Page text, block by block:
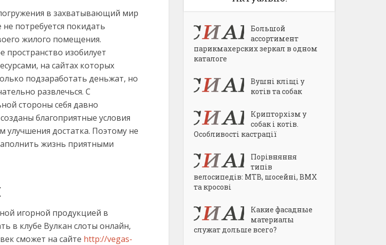
в захватывающий мир
не потребуется покидать
жилого помещения.
пространство изобилует
на сайтах которых
подзаработать деньжат, но
развлечься. С
стороны себя давно
благоприятные условия
улучшения достатка. Поэтому не
жизнь приятными
игорной продукцией в
в клубе Вулкан слоты онлайн,
сможет на сайте http://vegas-
Большой
ассортимент
парикмахерских зеркал в одном
каталоге
Вушні кліщі у
котів та собак
Крипторхізм у
собак і котів.
Особливості кастрації
Порівняння
типів
велосипедів: MTB, шосейні, BMX
та кросові
Какие фасадные
материалы
служат дольше всего?